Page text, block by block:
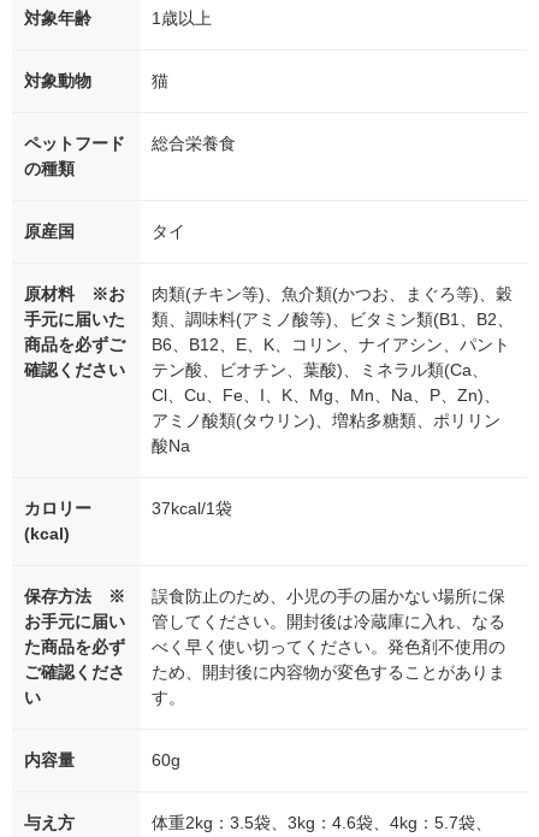
対象年齢 1歳以上
対象動物 猫
ペットフード
の種類
総合栄養食
原産国 タイ
原材料 ※お
手元に届いた
商品を必ずご
確認ください
肉類(チキン等)、魚介類(かつお、まぐろ等)、穀
類、調味料(アミノ酸等)、ビタミン類(B1、B2、
B6、B12、E、K、コリン、ナイアシン、パント
テン酸、ビオチン、葉酸)、ミネラル類(Ca、
Cl、Cu、Fe、I、K、Mg、Mn、Na、P、Zn)、
アミノ酸類(タウリン)、増粘多糖類、ポリリン
酸Na
カロリー
(kcal)
37kcal/1袋
保存方法 ※
お手元に届い
た商品を必ず
ご確認くださ
い
誤食防止のため、小児の手の届かない場所に保
管してください。開封後は冷蔵庫に入れ、なる
べく早く使い切ってください。発色剤不使用の
ため、開封後に内容物が変色することがありま
す。
内容量 60g
与え方
体重2kg：3.5袋、3kg：4.6袋、4kg：5.7袋、